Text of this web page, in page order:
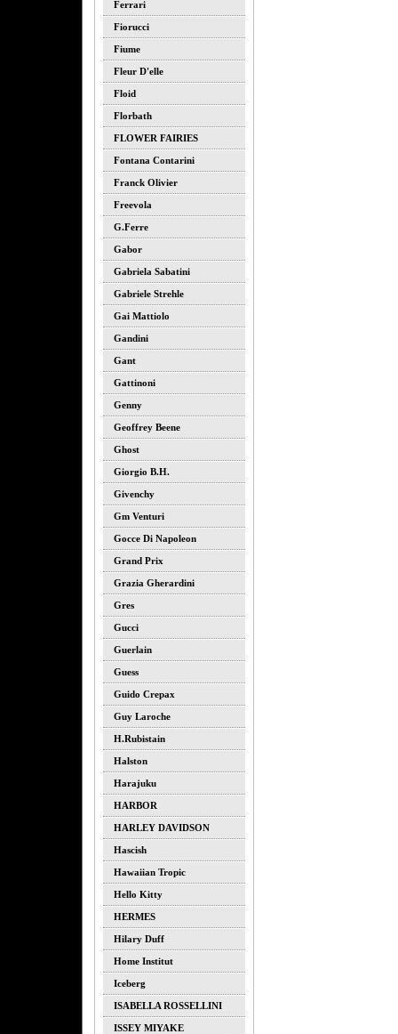
Ferrari
Fiorucci
Fiume
Fleur D'elle
Floid
Florbath
FLOWER FAIRIES
Fontana Contarini
Franck Olivier
Freevola
G.ferre
Gabor
Gabriela Sabatini
Gabriele Strehle
Gai Mattiolo
Gandini
Gant
Gattinoni
Genny
Geoffrey Beene
Ghost
Giorgio B.h.
Givenchy
Gm Venturi
Gocce Di Napoleon
Grand Prix
Grazia Gherardini
Gres
Gucci
Guerlain
Guess
Guido Crepax
Guy Laroche
H.rubistain
Halston
Harajuku
HARBOR
HARLEY DAVIDSON
Hascish
Hawaiian Tropic
Hello Kitty
HERMES
Hilary Duff
Home Institut
Iceberg
ISABELLA ROSSELLINI
ISSEY MIYAKE